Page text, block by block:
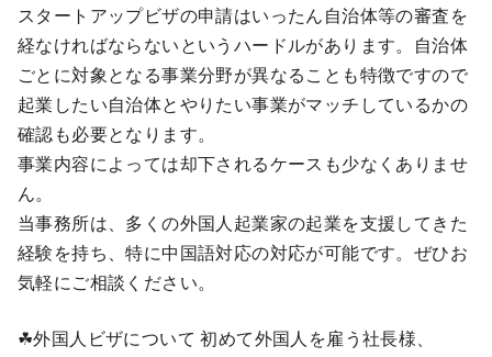
スタートアップビザの申請はいったん自治体等の審査を
経なければならないというハードルがあります。自治体
ごとに対象となる事業分野が異なることも特徴ですので
起業したい自治体とやりたい事業がマッチしているかの
確認も必要となります。
事業内容によっては却下されるケースも少なくありませ
ん。
当事務所は、多くの外国人起業家の起業を支援してきた
経験を持ち、特に中国語対応の対応が可能です。ぜひお
気軽にご相談ください。
☘外国人ビザについて 初めて外国人を雇う社長様、